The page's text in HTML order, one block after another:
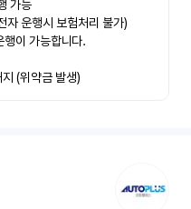
가능
자 운행시 보험처리 불가)
이 가능합니다.
(위약금 발생)